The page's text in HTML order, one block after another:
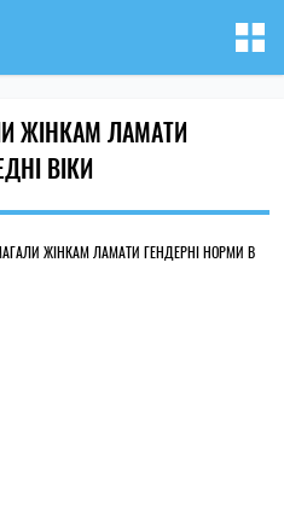
ЖІНКАМ ЛАМАТИ
ВІКИ
ЖІНКАМ ЛАМАТИ ГЕНДЕРНІ НОРМИ В